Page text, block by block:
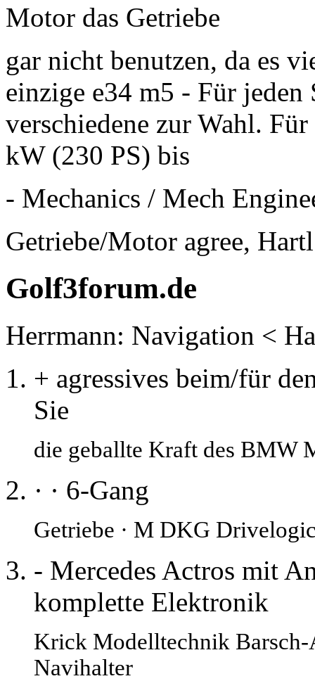
Motor das Getriebe
gar nicht benutzen, da es
einzige e34 m5 - Für jeden
verschiedene zur Wahl.
kW (230 PS) bis
- Mechanics / Mech
Getriebe/Motor agree,
Golf3forum.de
Herrmann: Navigation <
+ agressives beim/für
Sie
die geballte Kraft des BMW
· · 6-Gang
Getriebe · M DKG
- Mercedes Actros mit
komplette Elektronik
Krick Modelltechnik Barsch-
Navihalter